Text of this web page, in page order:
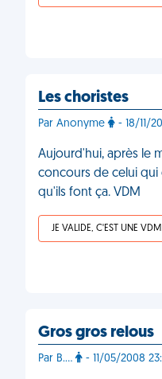
Les choristes
Par Anonyme - 18/11/
Aujourd'hui, après le
concours de celui qui
qu'ils font ça. VDM
JE VALIDE, C'EST UNE VDM
Gros gros relous
Par B.… - 11/05/2008